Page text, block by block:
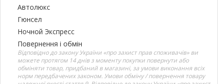
Автолюкс
Гюнсел
Ночной Экспресс
Повернення і обмін
Відповідно до закону України «про захист прав споживачів» ви
можете протягом 14 днів з моменту покупки повернути або
обміняти товар, придбаний в магазині, за умови виконання всіх
норм передбачених законом. Умови обміну / повернення товару